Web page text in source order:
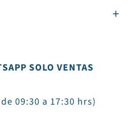
SOLO VENTAS
09:30 a 17:30 hrs)